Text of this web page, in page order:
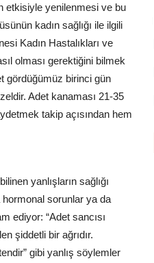
etkisiyle yenilenmesi ve bu
kadın sağlığı ile ilgili
Kadın Hastalıkları ve
olması gerektiğini bilmek
gördüğümüz birinci gün
Adet kanaması 21-35
takip açısından hem
yanlışların sağlığı
hormonal sorunlar ya da
ediyor: “Adet sancısı
şiddetli bir ağrıdır.
gibi yanlış söylemler